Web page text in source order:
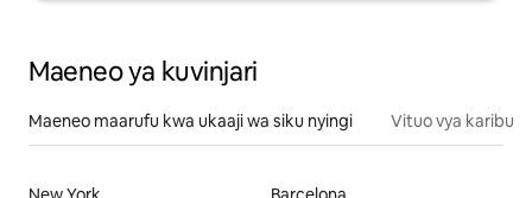
Maeneo ya kuvinjari
Maeneo maarufu kwa ukaaji wa siku nyingi Vituo vya karibu